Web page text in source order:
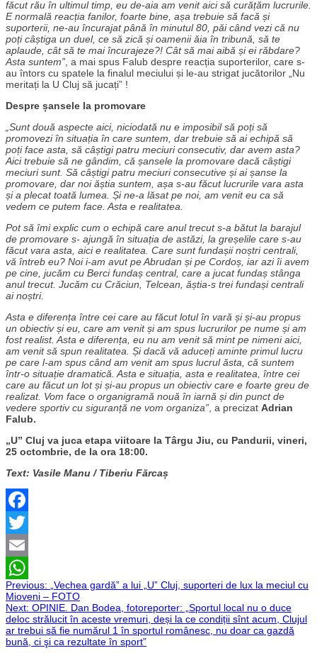
făcut rău în ultimul timp, eu de-aia am venit aici să curățăm lucrurile.
E normală reacția fanilor, foarte bine, așa trebuie să facă și
suporterii, ne-au încurajat până în minutul 80, păi când vezi că nu
poți câștiga un duel, ce să zică și oamenii ăia în tribună, să te
aplaude, cât să te mai încurajeze?! Cât să mai aibă și ei răbdare?
Asta suntem” , a mai spus Falub despre reacția suporterilor, care s-
au întors cu spatele la finalul meciului și le-au strigat jucătorilor „Nu
meritați la U Cluj să jucați” !
Despre șansele la promovare
„Sunt două aspecte aici, niciodată nu e imposibil să poți să
promovezi în situația în care suntem, dar trebuie să ai echipă să
poți face asta, să câștigi patru meciuri consecutiv, dar avem asta?
Aici trebuie să ne gândim, că șansele la promovare dacă câștigi
meciuri sunt. Să câștigi patru meciuri consecutive și ai șanse la
promovare, dar noi ăștia suntem, așa s-au făcut lucrurile vara asta
și a plecat toată lumea. Și ne-a lăsat pe noi, am venit eu ca să
vedem ce putem face. Asta e realitatea.
Pot să îmi explic cum o echipă care anul trecut s-a bătut la barajul
de promovare s- ajungă în situația de astăzi, la greșelile care s-au
făcut vara asta, aici e realitatea. Care sunt fundașii noștri centrali,
vă întreb eu? Noi i-am avut pe Abrudan și pe Cordoș, iar azi îi avem
pe cine, jucăm cu Berci fundaș central, care a jucat fundaș stânga
anul trecut. Jucăm cu Crăciun, Telcean, ăștia-s trei fundași centrali
ai noștri.
Asta e diferența între cei care au făcut lotul în vară și și-au propus
un obiectiv și eu, care am venit și am spus lucrurilor pe nume și am
fost realist. Asta e diferența, eu nu am venit să mint pe nimeni aici,
am venit să spun realitatea. Și dacă vă aduceți aminte primul lucru
pe care l-am spus când am venit am spus lucrul ăsta, că suntem
într-o situație dramatică. Asta e situația, asta e realitatea, între cei
care au făcut un lot și și-au propus un obiectiv care e foarte greu de
realizat. Vom face o organigramă nouă în iarnă și din punct de
vedere sportiv cu siguranță ne vom organiza” , a precizat Adrian
Falub.
„U” Cluj va juca etapa viitoare la Târgu Jiu, cu Pandurii, vineri,
25 octombrie, de la ora 18:00.
Text: Vasile Manu / Tiberiu Fărcaș
Facebook
Twitter
Email
WhatsApp
Navigare
în
articole
Previous:
„Vechea gardă” a lui „U” Cluj, suporteri de lux la meciul cu
Mioveni – FOTO
Next: OPINIE. Dan Bodea, fotoreporter: „Sportul local nu o duce
deloc strălucit în aceste vremuri, deși la ce condiții sînt acum, Clujul
ar trebui să fie numărul 1 în sportul românesc, nu doar ca gazdă
bună, ci şi ca rezultate în sport”